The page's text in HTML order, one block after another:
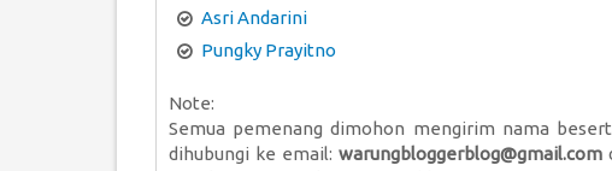
Asri Andarini
Pungky Prayitno
Note:
Semua pemenang dimohon mengirim nama
dihubungi ke email: warungbloggerblog@gmail.com